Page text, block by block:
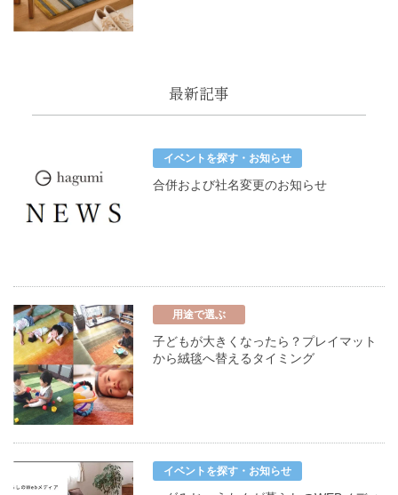
最新記事
イベントを探す・お知らせ
合併および社名変更のお知らせ
用途で選ぶ
子どもが大きくなったら？プレイマット
から絨毯へ替えるタイミング
イベントを探す・お知らせ